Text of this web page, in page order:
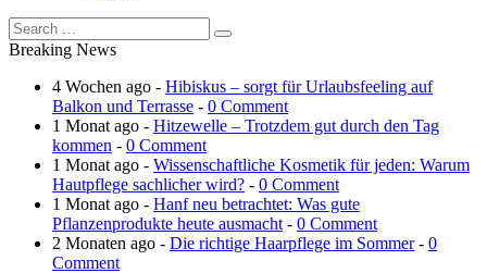
Breaking News
4 Wochen ago - Hibiskus – sorgt für Urlaubsfeeling auf
Balkon und Terrasse - 0 Comment
1 Monat ago - Hitzewelle – Trotzdem gut durch den Tag
kommen - 0 Comment
1 Monat ago - Wissenschaftliche Kosmetik für jeden: Warum
Hautpflege sachlicher wird? - 0 Comment
1 Monat ago - Hanf neu betrachtet: Was gute
Pflanzenprodukte heute ausmacht - 0 Comment
2 Monaten ago - Die richtige Haarpflege im Sommer- 0
Comment